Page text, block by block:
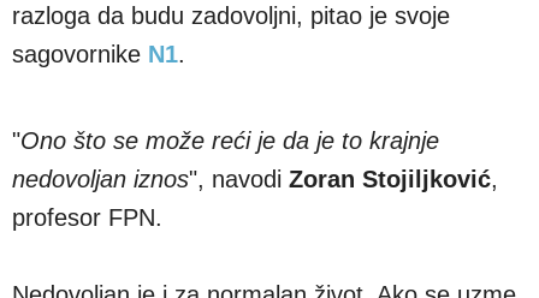
razloga da budu zadovoljni, pitao je svoje
sagovornike N1.
"Ono što se može reći je da je to krajnje
nedovoljan iznos", navodi Zoran Stojiljković,
profesor FPN.